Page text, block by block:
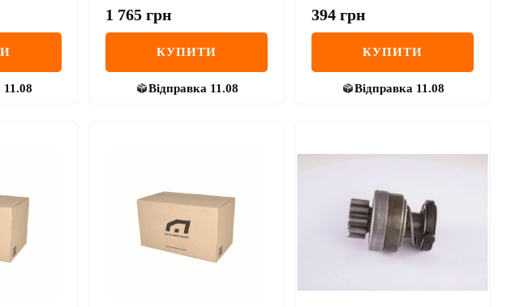
11.08
1 765 грн
КУПИТИ
Відправка 11.08
394 грн
КУПИТИ
Відправка 11.08